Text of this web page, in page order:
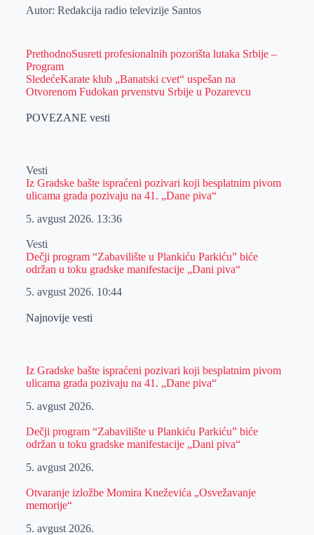
Autor: Redakcija radio televizije Santos
PrethodnoSusreti profesionalnih pozorišta lutaka Srbije –
Program
SledećeKarate klub „Banatski cvet“ uspešan na
Otvorenom Fudokan prvenstvu Srbije u Pozarevcu
POVEZANE vesti
Vesti
Iz Gradske bašte ispraćeni pozivari koji besplatnim pivom
ulicama grada pozivaju na 41. „Dane piva“
5. avgust 2026. 13:36
Vesti
Dečji program “Zabavilište u Plankiću Parkiću” biće
održan u toku gradske manifestacije „Dani piva“
5. avgust 2026. 10:44
Najnovije vesti
Iz Gradske bašte ispraćeni pozivari koji besplatnim pivom
ulicama grada pozivaju na 41. „Dane piva“
5. avgust 2026.
Dečji program “Zabavilište u Plankiću Parkiću” biće
održan u toku gradske manifestacije „Dani piva“
5. avgust 2026.
Otvaranje izložbe Momira Kneževića „Osvežavanje
memorije“
5. avgust 2026.